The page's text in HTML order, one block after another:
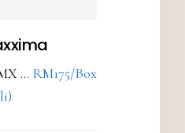
… RM175/Box